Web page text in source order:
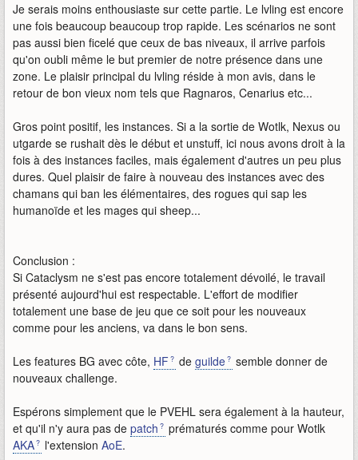
Je serais moins enthousiaste sur cette partie. Le lvling est encore
une fois beaucoup beaucoup trop rapide. Les scénarios ne sont
pas aussi bien ficelé que ceux de bas niveaux, il arrive parfois
qu'on oubli même le but premier de notre présence dans une
zone. Le plaisir principal du lvling réside à mon avis, dans le
retour de bon vieux nom tels que Ragnaros, Cenarius etc...
Gros point positif, les instances. Si a la sortie de Wotlk, Nexus ou
utgarde se rushait dès le début et unstuff, ici nous avons droit à la
fois à des instances faciles, mais également d'autres un peu plus
dures. Quel plaisir de faire à nouveau des instances avec des
chamans qui ban les élémentaires, des rogues qui sap les
humanoïde et les mages qui sheep...
Conclusion :
Si Cataclysm ne s'est pas encore totalement dévoilé, le travail
présenté aujourd'hui est respectable. L'effort de modifier
totalement une base de jeu que ce soit pour les nouveaux
comme pour les anciens, va dans le bon sens.
Les features BG avec côte, HF de guilde
semble donner de
nouveaux challenge.
Espérons simplement que le PVEHL sera également à la hauteur,
et qu'il n'y aura pas de patch
prématurés comme pour Wotlk
AKA
l'extension AoE.